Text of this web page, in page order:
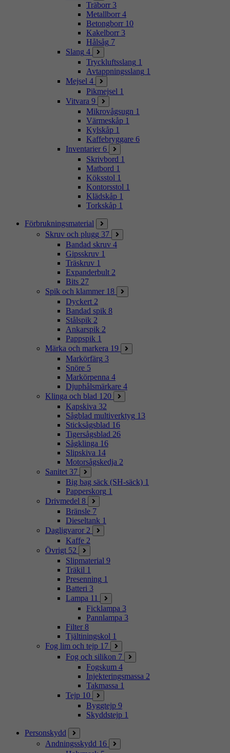
Träborr 3
Metallborr 4
Betongborr 10
Kakelborr 3
Hålsåg 7
Slang 4
Tryckluftsslang 1
Avtappningsslang 1
Mejsel 4
Pikmejsel 1
Vitvara 9
Mikrovågsugn 1
Värmeskåp 1
Kylskåp 1
Kaffebryggare 6
Inventarier 6
Skrivbord 1
Matbord 1
Köksstol 1
Kontorsstol 1
Klädskåp 1
Torkskåp 1
Förbrukningsmaterial
Skruv och plugg 37
Bandad skruv 4
Gipsskruv 1
Träskruv 1
Expanderbult 2
Bits 27
Spik och klammer 18
Dyckert 2
Bandad spik 8
Stålspik 2
Ankarspik 2
Pappspik 1
Märka och markera 19
Markörfärg 3
Snöre 5
Markörpenna 4
Djuphålsmärkare 4
Klinga och blad 120
Kapskiva 32
Sågblad multiverktyg 13
Sticksågsblad 16
Tigersågsblad 26
Sågklinga 16
Slipskiva 14
Motorsågskedja 2
Sanitet 37
Big bag säck (SH-säck) 1
Papperskorg 1
Drivmedel 8
Bränsle 7
Dieseltank 1
Dagligvaror 2
Kaffe 2
Övrigt 52
Slipmaterial 9
Träkil 1
Presenning 1
Batteri 3
Lampa 11
Ficklampa 3
Pannlampa 3
Filter 8
Tjältiningskol 1
Fog lim och tejp 17
Fog och silikon 7
Fogskum 4
Injekteringsmassa 2
Takmassa 1
Tejp 10
Byggtejp 9
Skyddstejp 1
Personskydd
Andningsskydd 16